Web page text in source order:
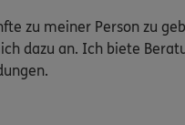
zu meiner Person zu
dazu an. Ich biete